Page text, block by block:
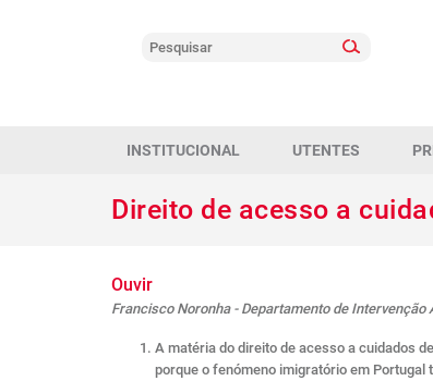
INSTITUCIONAL UTENTES
Direito de acesso a
Ouvir
Francisco Noronha - Departamento de Intervenção
A matéria do direito de acesso a cuidados
porque o fenómeno imigratório em